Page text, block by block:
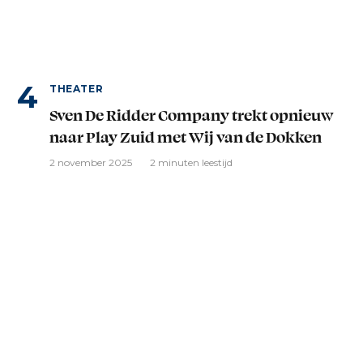
THEATER
Sven De Ridder Company trekt opnieuw
naar Play Zuid met Wij van de Dokken
2 november 2025 2 minuten leestijd